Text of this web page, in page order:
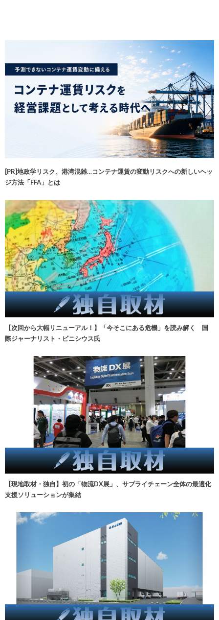
[PR]地政学リスク、港湾混雑…コンテナ運賃の変動リスクへの新しいヘッ
ジ方法「FFA」とは
【次回から大幅リニューアル！】「今そこにある危機」を読み解く 国
際ジャーナリスト・ビニシウス氏
【現地取材・独自】初の「物流DX展」、サプライチェーン全体の最適化
支援ソリューションが集結